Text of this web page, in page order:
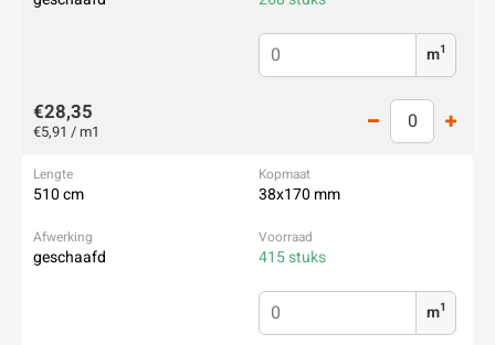
m1
€28,35
€5,91 / m1
510 cm 38x170 mm
geschaafd 415 stuks
m1